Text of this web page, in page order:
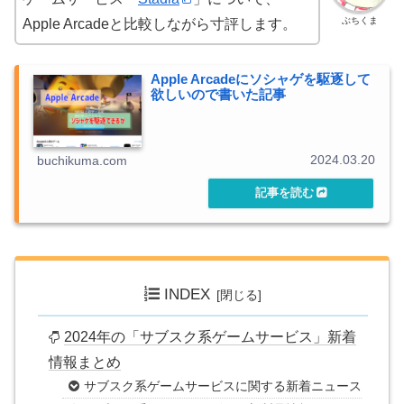
ぶちくま
Apple Arcadeと比較しながら寸評します。
Apple Arcadeにソシャゲを駆逐して
欲しいので書いた記事
buchikuma.com 2024.03.20
INDEX
2024年の「サブスク系ゲームサービス」新着
情報まとめ
サブスク系ゲームサービスに関する新着ニュース